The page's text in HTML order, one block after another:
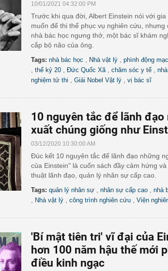
10/01/2021 04:32:00 PM
Trước khi qua đời, Albert Einstein nói với
muốn để thi thể phục vụ nghiên cứu, nhưng
nhà bác học ngưng thở, một bác sĩ khám
cắp bộ não của ông.
Tags: nhà bác học Nhà vật lý phình động
thế kỷ 20 Đức Quốc Xã chăm sóc y tế
nghiệm tử thi
Giải Nobel Vật lý vị bác sĩ
10 nguyên tắc để lãnh
xuất chúng giống như
03/12/2020 10:30:00 AM
Đúc kết 10 nguyên tắc để lãnh đạo những
của Einstein" là cuốn sách đầy cảm hứng
thuật lãnh đạo, quản lý nhân sự cấp cao.
Tags: quản lý nhân sự nhân sự cấp cao nhà
Nhà vật lý công trình nghiên cứu Viện
'Bí mật tiên tri' vĩ đại của
hơn 100 năm hậu thế mới
điều kinh ngạc